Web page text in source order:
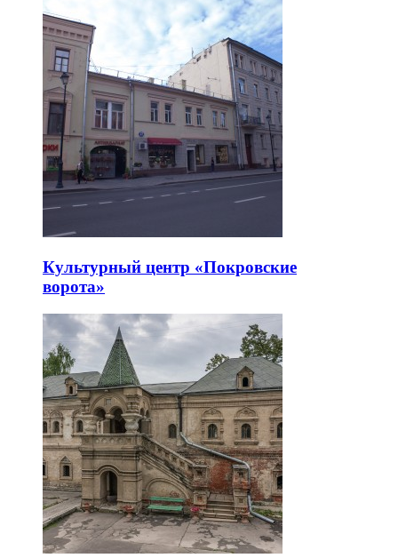
Культурный центр «Покровские
ворота»